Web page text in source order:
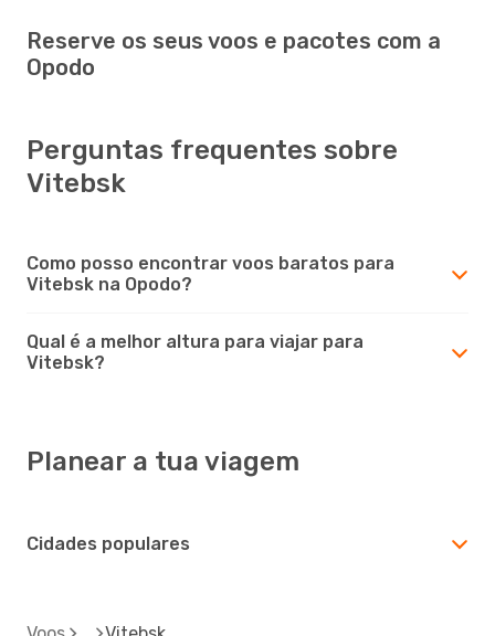
Reserve os seus voos e pacotes com a
Opodo
Perguntas frequentes sobre
Vitebsk
Como posso encontrar voos baratos para
Vitebsk na Opodo?
Qual é a melhor altura para viajar para
Vitebsk?
Planear a tua viagem
Cidades populares